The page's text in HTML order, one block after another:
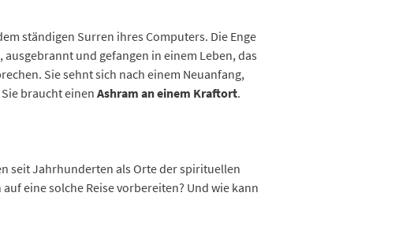
ständigen Surren ihres Computers. Die Enge
und gefangen in einem Leben, das
Sie sehnt sich nach einem Neuanfang,
braucht einen Ashram an einem Kraftort.
seit Jahrhunderten als Orte der spirituellen
eine solche Reise vorbereiten? Und wie kann